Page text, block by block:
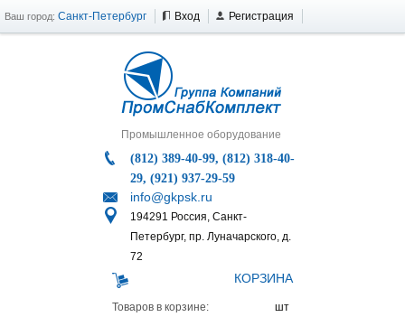
Ваш город: Санкт-Петербург Вход Регистрация
Промышленное оборудование
(812) 389-40-99, (812) 318-40-
29, (921) 937-29-59
info@gkpsk.ru
194291 Россия, Санкт-
Петербург, пр. Луначарского, д.
72
КОРЗИНА
Товаров в корзине: